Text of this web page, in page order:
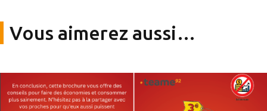
Vous aimerez aussi…